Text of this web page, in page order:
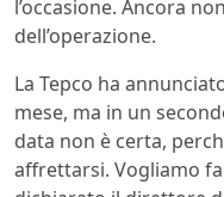
l’occasione. Ancora
dell’operazione.
La Tepco ha
mese, ma in un
data non è certa,
affrettarsi. Vogliamo